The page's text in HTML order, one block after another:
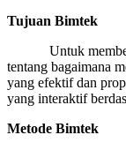
Tujuan Bimtek
Untuk
tentang bagaimana
yang efektif dan
yang interaktif
Metode Bimtek